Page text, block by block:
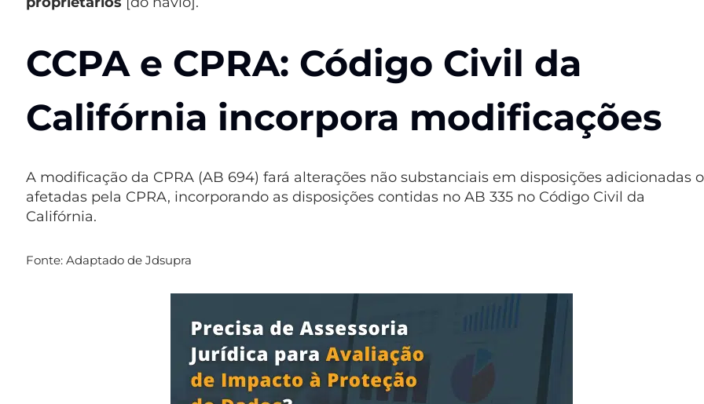
CCPA e CPRA: Código Civil da
Califórnia incorpora modificações
A modificação da CPRA (AB 694) fará alterações não substanciais em disposições adicionadas
afetadas pela CPRA, incorporando as disposições contidas no AB 335 no Código Civil da
Califórnia.
Fonte: Adaptado de Jdsupra